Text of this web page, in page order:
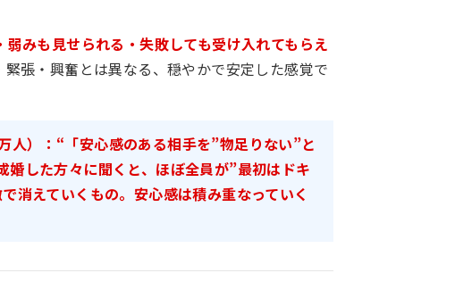
弱みも見せられる・失敗しても受け入れてもらえ
張・興奮とは異なる、穏やかで安定した感覚で
人）： “「安心感のある相手を”物足りない”と
した方々に聞くと、ほぼ全員が”最初はドキ
消えていくもの。安心感は積み重なっていく